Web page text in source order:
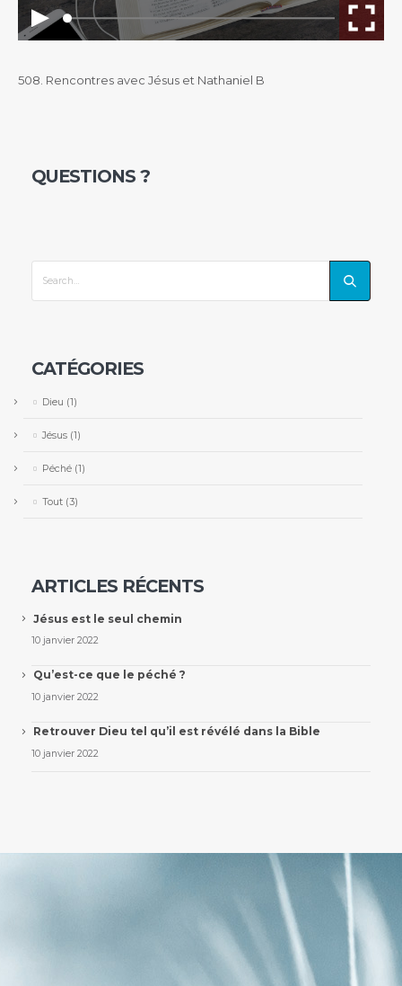
508. Rencontres avec Jésus et Nathaniel B
QUESTIONS ?
CATÉGORIES
Dieu (1)
Jésus(1)
Péché(1)
Tout(3)
ARTICLES RÉCENTS
Jésus est le seul chemin
10 janvier 2022
Qu’est-ce que le péché ?
10 janvier 2022
Retrouver Dieu tel qu’il est révélé dans la Bible
10 janvier 2022